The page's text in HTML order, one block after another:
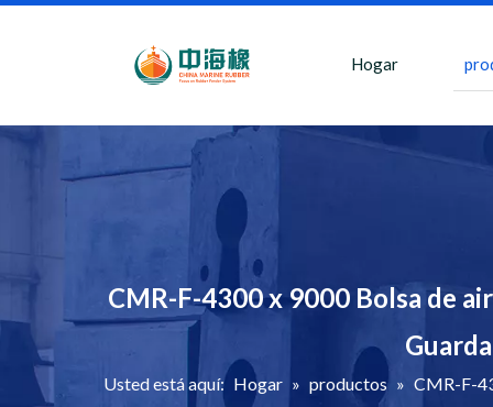
Hogar
CMR-F-4300 x 9000 Bolsa de
Usted está aquí: Hogar » productos » CMR-F-